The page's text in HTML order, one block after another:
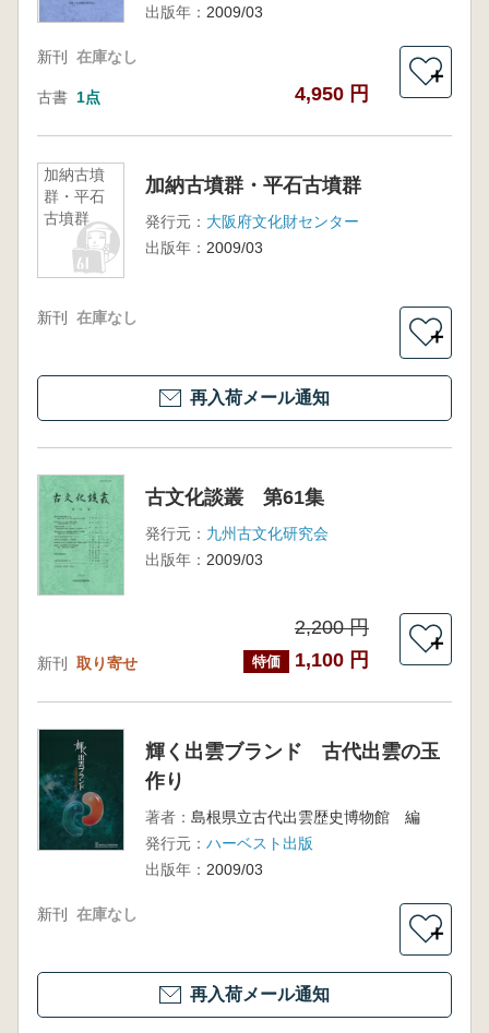
出版年： 2009/03
新刊 在庫なし
古書 1点 4,950 円
＋
加納古墳
群・平石
古墳群
加納古墳群・平石古墳群
発行元： 大阪府文化財センター
出版年： 2009/03
新刊 在庫なし
＋
再入荷メール通知
古文化談叢 第61集
発行元： 九州古文化研究会
出版年： 2009/03
新刊 取り寄せ
2,200 円
特価 1,100 円
＋
輝く出雲ブランド 古代出雲の玉
作り
著者： 島根県立古代出雲歴史博物館 編
発行元： ハーベスト出版
出版年： 2009/03
新刊 在庫なし
＋
再入荷メール通知